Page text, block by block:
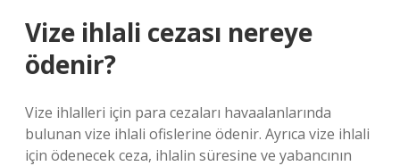
Vize ihlali cezası nereye
ödenir?
Vize ihlalleri için para cezaları havaalanlarında
bulunan vize ihlali ofislerine ödenir. Ayrıca vize ihlali
için ödenecek ceza, ihlalin süresine ve yabancının